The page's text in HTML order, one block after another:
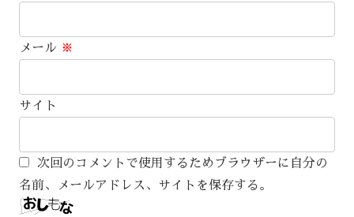
メール ※
サイト
次回のコメントで使用するためブラウザーに自分の
名前、メールアドレス、サイトを保存する。